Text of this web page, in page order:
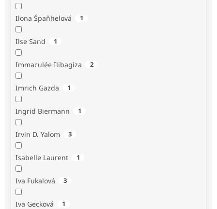
Ilona Špaňhelová 1
Ilse Sand 1
Immaculée Ilibagiza 2
Imrich Gazda 1
Ingrid Biermann 1
Irvin D. Yalom 3
Isabelle Laurent 1
Iva Fukalová 3
Iva Gecková 1